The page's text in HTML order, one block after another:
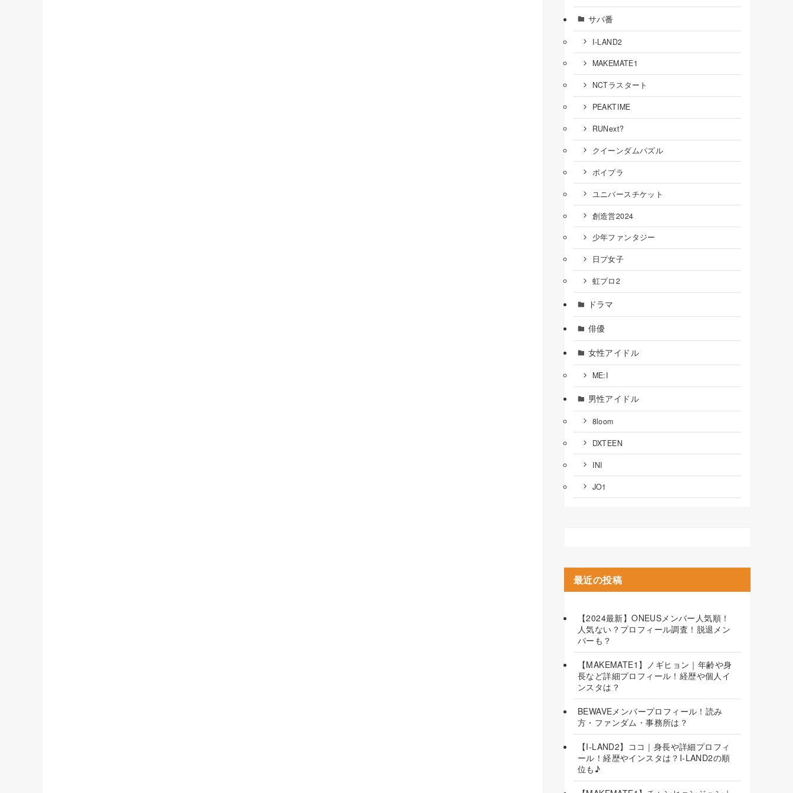
サバ番
I-LAND2
MAKEMATE1
NCTラスタート
PEAKTIME
RUNext?
クイーンダムパズル
ボイプラ
ユニバースチケット
創造営2024
少年ファンタジー
日プ女子
虹プロ2
ドラマ
俳優
女性アイドル
ME:I
男性アイドル
8loom
DXTEEN
INI
JO1
最近の投稿
【2024最新】ONEUSメンバー人気順！
人気ない？プロフィール調査！脱退メン
バーも？
【MAKEMATE1】ノギヒョン｜年齢や身
長など詳細プロフィール！経歴や個人イ
ンスタは？
BEWAVEメンバープロフィール！読み
方・ファンダム・事務所は？
【I-LAND2】ココ｜身長や詳細プロフィ
ール！経歴やインスタは？I-LAND2の順
位も♪